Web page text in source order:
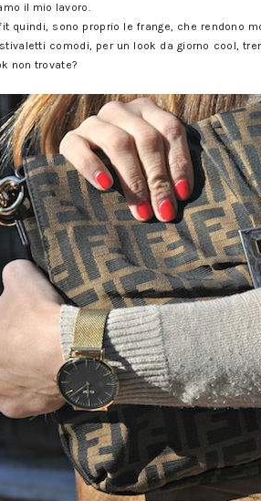
il mio lavoro.
quindi, sono proprio le frange, che rendono
comodi, per un look da giorno cool,
non trovate?